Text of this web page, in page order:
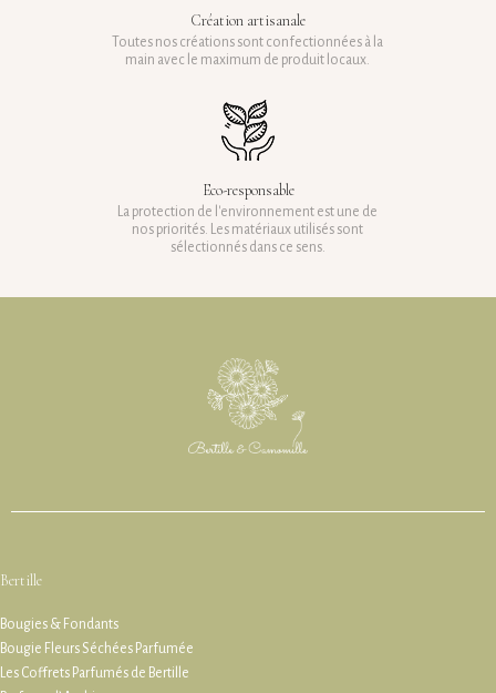
Création artisanale
Toutes nos créations sont confectionnées à la
main avec le maximum de produit locaux.
Eco-responsable
La protection de l'environnement est une de
nos priorités. Les matériaux utilisés sont
sélectionnés dans ce sens.
Bertille
Bougies & Fondants
Bougie Fleurs Séchées Parfumée
Les Coffrets Parfumés de Bertille